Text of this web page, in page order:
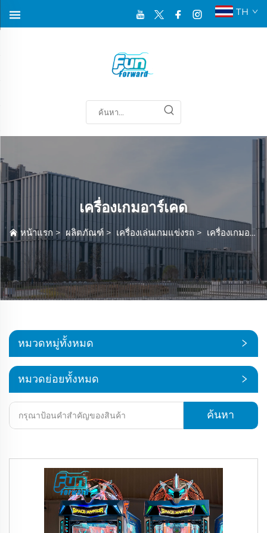
TH
เครื่องเกมอาร์เคด
หน้าแรก > ผลิตภัณฑ์ > เครื่องเล่นเกมแข่งรถ > เครื่องเกมอาร์เคด
หมวดหมู่ทั้งหมด
หมวดย่อยทั้งหมด
ค้นหา